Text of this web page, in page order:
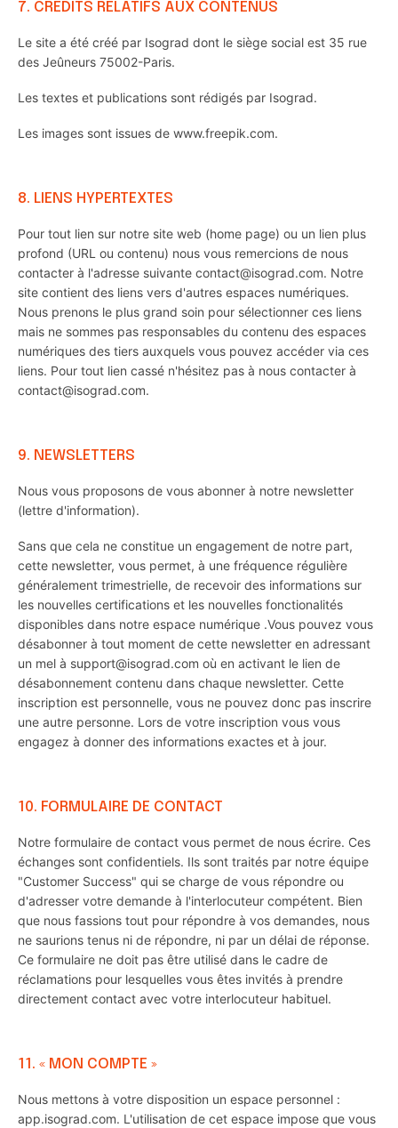
7. CREDITS RELATIFS AUX CONTENUS
Le site a été créé par Isograd dont le siège social est 35 rue
des Jeûneurs 75002-Paris.
Les textes et publications sont rédigés par Isograd.
Les images sont issues de www.freepik.com.
8. LIENS HYPERTEXTES
Pour tout lien sur notre site web (home page) ou un lien plus
profond (URL ou contenu) nous vous remercions de nous
contacter à l'adresse suivante contact@isograd.com. Notre
site contient des liens vers d'autres espaces numériques.
Nous prenons le plus grand soin pour sélectionner ces liens
mais ne sommes pas responsables du contenu des espaces
numériques des tiers auxquels vous pouvez accéder via ces
liens. Pour tout lien cassé n'hésitez pas à nous contacter à
contact@isograd.com.
9. NEWSLETTERS
Nous vous proposons de vous abonner à notre newsletter
(lettre d'information).
Sans que cela ne constitue un engagement de notre part,
cette newsletter, vous permet, à une fréquence régulière
généralement trimestrielle, de recevoir des informations sur
les nouvelles certifications et les nouvelles fonctionalités
disponibles dans notre espace numérique .Vous pouvez vous
désabonner à tout moment de cette newsletter en adressant
un mel à support@isograd.com où en activant le lien de
désabonnement contenu dans chaque newsletter. Cette
inscription est personnelle, vous ne pouvez donc pas inscrire
une autre personne. Lors de votre inscription vous vous
engagez à donner des informations exactes et à jour.
10. FORMULAIRE DE CONTACT
Notre formulaire de contact vous permet de nous écrire. Ces
échanges sont confidentiels. Ils sont traités par notre équipe
"Customer Success" qui se charge de vous répondre ou
d'adresser votre demande à l'interlocuteur compétent. Bien
que nous fassions tout pour répondre à vos demandes, nous
ne saurions tenus ni de répondre, ni par un délai de réponse.
Ce formulaire ne doit pas être utilisé dans le cadre de
réclamations pour lesquelles vous êtes invités à prendre
directement contact avec votre interlocuteur habituel.
11. « MON COMPTE »
Nous mettons à votre disposition un espace personnel :
app.isograd.com. L'utilisation de cet espace impose que vous